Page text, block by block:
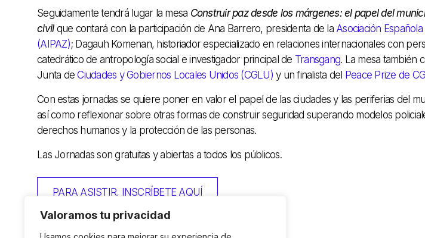
Valoramos tu privacidad
Seguidamente tendrá lugar la mesa Construir paz desde los márgenes: el papel del
civilque contará con la participación de Ana Barrero, presidenta de la Asociación
(AIPAZ); Dagauh Komenan, historiador especializado en relaciones internacionales con
catedrático de antropología social e investigador principal de Transgang. La mesa también
Junta deCiudades y Gobiernos Locales Unidos (CGLU) y un finalista del Peace Prize de
Con estas jornadas se quiere poner en valor el papel de las ciudades y las periferias del
así como reflexionar sobre otras formas de construir seguridad superando modelos
derechos humanos y la protección de las personas.
Las Jornadas son gratuitas y abiertas a todos los públicos.
PARA ASISTIR, INSCRÍBETE AQUÍ